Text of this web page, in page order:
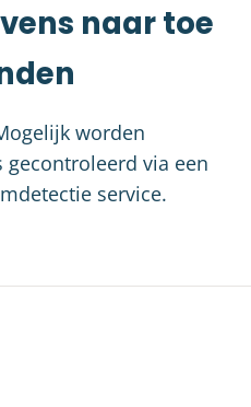
naar toe
worden
gecontroleerd via een
service.